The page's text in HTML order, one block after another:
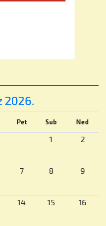
uspjehu.
škole ili online
upise.
2026.
Pet Sub Ned
1 2
7 8 9
14 15 16